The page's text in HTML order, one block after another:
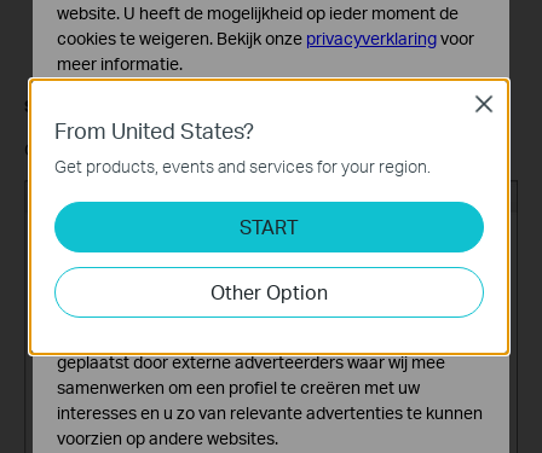
Step 9
Click
From United States?
Get products, events and services for your region.
START
Other Option
Close
website. U heeft de mogelijkheid op ieder moment de
cookies te weigeren. Bekijk onze privacyverklaringvoor
meer informatie.
Deze cookies zijn noodzakelijk voor de werking van de
website en kunnen niet worden uitgeschakeld.
Analyse en Marketing Cookies
Cookies voor analyse geven ons de mogelijkheid uw
activiteiten op onze website te volgen en zo de
functionaliteit van de website aan te passen en te
verbeteren.
geplaatst door externe adverteerders waar wij mee
samenwerken om een profiel te creëren met uw
interesses en u zo van relevante advertenties te kunnen
voorzien op andere websites.